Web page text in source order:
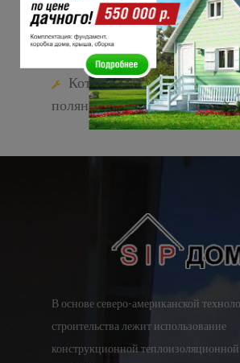
Дома из SIP панелей до 150
Дома из SIP панелей до
Коттеджный поселок
поляна
В основе северо-американской
строительства лежит использование
конструкционной